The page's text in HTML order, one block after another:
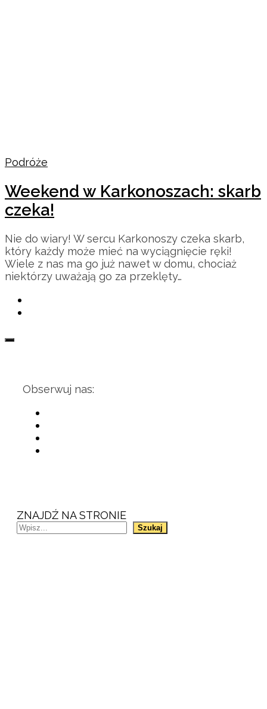
Podróże
Weekend w Karkonoszach: skarb
czeka!
Nie do wiary! W sercu Karkonoszy czeka skarb,
który każdy może mieć na wyciągnięcie ręki!
Wiele z nas ma go już nawet w domu, chociaż
niektórzy uważają go za przeklęty…
Obserwuj nas:
ZNAJDŹ NA STRONIE
Szukaj